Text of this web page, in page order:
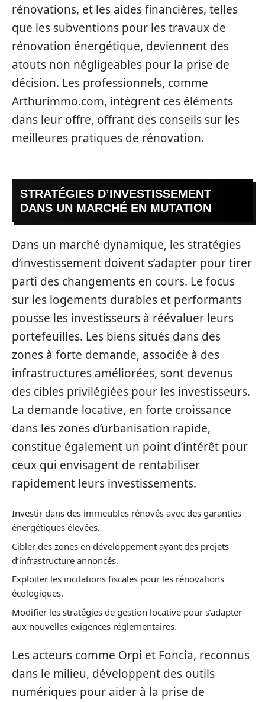
rénovations, et les aides financières, telles
que les subventions pour les travaux de
rénovation énergétique, deviennent des
atouts non négligeables pour la prise de
décision. Les professionnels, comme
Arthurimmo.com, intègrent ces éléments
dans leur offre, offrant des conseils sur les
meilleures pratiques de rénovation.
STRATÉGIES D’INVESTISSEMENT
DANS UN MARCHÉ EN MUTATION
Dans un marché dynamique, les stratégies
d’investissement doivent s’adapter pour tirer
parti des changements en cours. Le focus
sur les logements durables et performants
pousse les investisseurs à réévaluer leurs
portefeuilles. Les biens situés dans des
zones à forte demande, associée à des
infrastructures améliorées, sont devenus
des cibles privilégiées pour les investisseurs.
La demande locative, en forte croissance
dans les zones d’urbanisation rapide,
constitue également un point d’intérêt pour
ceux qui envisagent de rentabiliser
rapidement leurs investissements.
Investir dans des immeubles rénovés avec des garanties
énergétiques élevées.
Cibler des zones en développement ayant des projets
d’infrastructure annoncés.
Exploiter les incitations fiscales pour les rénovations
écologiques.
Modifier les stratégies de gestion locative pour s’adapter
aux nouvelles exigences réglementaires.
Les acteurs comme Orpi et Foncia, reconnus
dans le milieu, développent des outils
numériques pour aider à la prise de